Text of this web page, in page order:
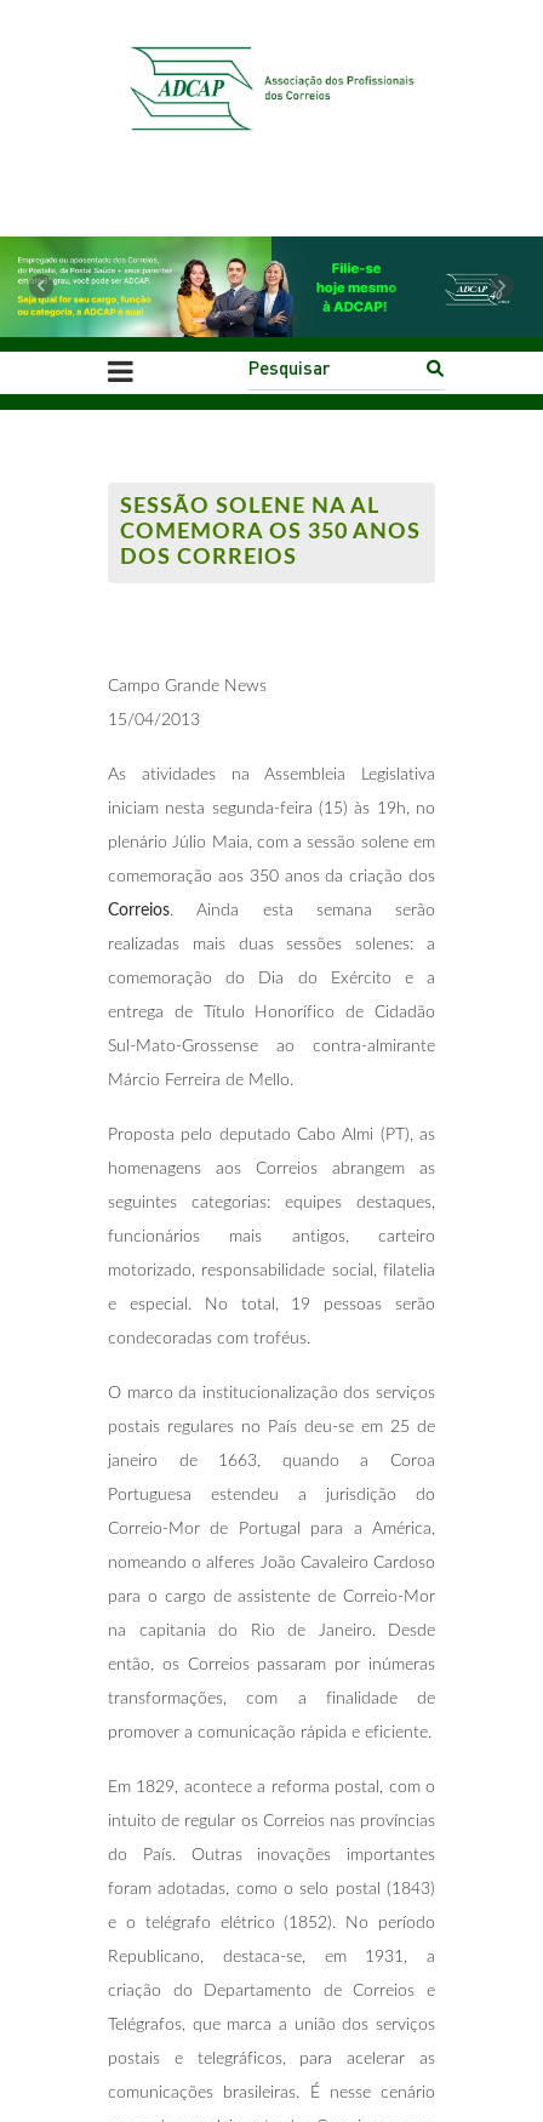
Previous Next
SESSÃO SOLENE NA AL
COMEMORA OS 350 ANOS
DOS CORREIOS
Campo Grande News
15/04/2013
As atividades na Assembleia Legislativa
iniciam nesta segunda-feira (15) às 19h, no
plenário Júlio Maia, com a sessão solene em
comemoração aos 350 anos da criação dos
Correios. Ainda esta semana serão
realizadas mais duas sessões solenes: a
comemoração do Dia do Exército e a
entrega de Título Honorífico de Cidadão
Sul-Mato-Grossense ao contra-almirante
Márcio Ferreira de Mello.
Proposta pelo deputado Cabo Almi (PT), as
homenagens aos Correios abrangem as
seguintes categorias: equipes destaques,
funcionários mais antigos, carteiro
motorizado, responsabilidade social, filatelia
e especial. No total, 19 pessoas serão
condecoradas com troféus.
O marco da institucionalização dos serviços
postais regulares no País deu-se em 25 de
janeiro de 1663, quando a Coroa
Portuguesa estendeu a jurisdição do
Correio-Mor de Portugal para a América,
nomeando o alferes João Cavaleiro Cardoso
para o cargo de assistente de Correio-Mor
na capitania do Rio de Janeiro. Desde
então, os Correios passaram por inúmeras
transformações, com a finalidade de
promover a comunicação rápida e eficiente.
Em 1829, acontece a reforma postal, com o
intuito de regular os Correios nas províncias
do País. Outras inovações importantes
foram adotadas, como o selo postal (1843)
e o telégrafo elétrico (1852). No período
Republicano, destaca-se, em 1931, a
criação do Departamento de Correios e
Telégrafos, que marca a união dos serviços
postais e telegráficos, para acelerar as
comunicações brasileiras. É nesse cenário